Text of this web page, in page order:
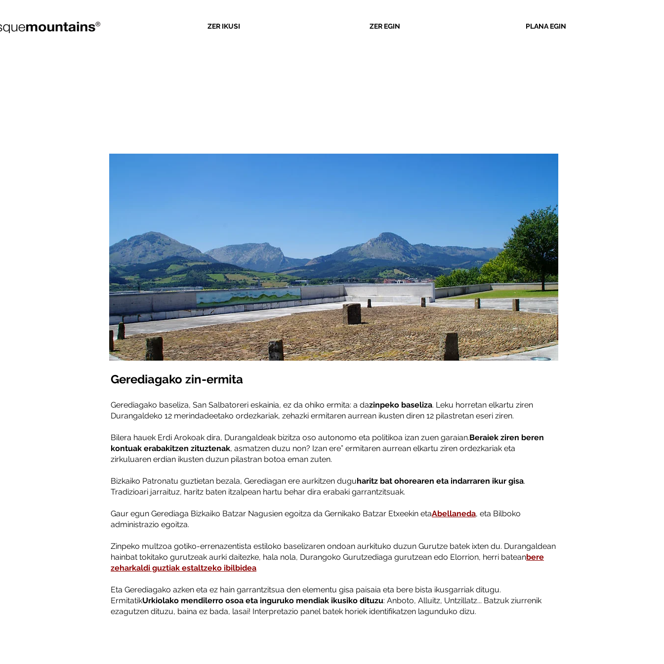
Gerediagako zin-ermita
Gerediagako baseliza, San Salbatoreri eskainia, ez da ohiko ermita: a dazinpeko baseliza. Leku horretan elkartu ziren
Durangaldeko 12 merindadeetako ordezkariak, zehazki ermitaren aurrean ikusten diren 12 pilastretan eseri ziren.
Bilera hauek Erdi Arokoak dira, Durangaldeak bizitza oso autonomo eta politikoa izan zuen garaian.Beraiek ziren beren
kontuak erabakitzen zituztenak, asmatzen duzu non? Izan ere” ermitaren aurrean elkartu ziren ordezkariak eta
zirkuluaren erdian ikusten duzun pilastran botoa eman zuten.
Bizkaiko Patronatu guztietan bezala, Gerediagan ere aurkitzen duguharitz bat ohorearen eta indarraren ikur gisa.
Tradizioari jarraituz, haritz baten itzalpean hartu behar dira erabaki garrantzitsuak.
Gaur egun Gerediaga Bizkaiko Batzar Nagusien egoitza da Gernikako Batzar Etxeekin etaAbellaneda, eta Bilboko
administrazio egoitza.
Zinpeko multzoa gotiko-errenazentista estiloko baselizaren ondoan aurkituko duzun Gurutze batek ixten du. Durangaldean
hainbat tokitako gurutzeak aurki daitezke, hala nola, Durangoko Gurutzediaga gurutzean edo Elorrion, herri bateanbere
zeharkaldi guztiak estaltzeko ibilbidea
Eta Gerediagako azken eta ez hain garrantzitsua den elementu gisa paisaia eta bere bista ikusgarriak ditugu.
ErmitatikUrkiolako mendilerro osoa eta inguruko mendiak ikusiko dituzu: Anboto, Alluitz, Untzillatz... Batzuk ziurrenik
ezagutzen dituzu, baina ez bada, lasai! Interpretazio panel batek horiek identifikatzen lagunduko dizu.
ZER IKUSI ZER EGIN PLANA EGIN